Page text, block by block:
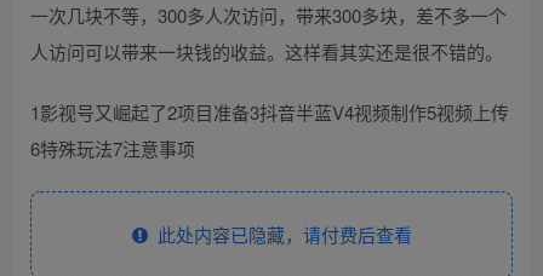
一次几块不等，300多人次访问，带来300多块，差不多一个
人访问可以带来一块钱的收益。这样看其实还是很不错的。
1影视号又崛起了2项目准备3抖音半蓝V4视频制作5视频上传
6特殊玩法7注意事项
此处内容已隐藏，请付费后查看